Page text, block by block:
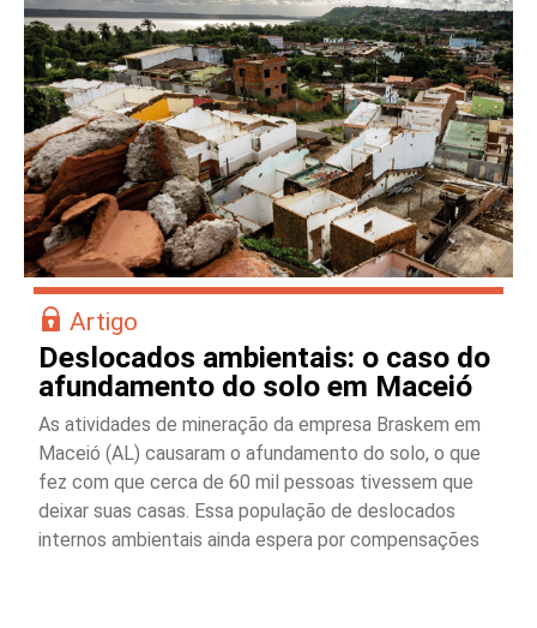
Artigo
Deslocados ambientais: o caso do
afundamento do solo em Maceió
As atividades de mineração da empresa Braskem em
Maceió (AL) causaram o afundamento do solo, o que
fez com que cerca de 60 mil pessoas tivessem que
deixar suas casas. Essa população de deslocados
internos ambientais ainda espera por compensações